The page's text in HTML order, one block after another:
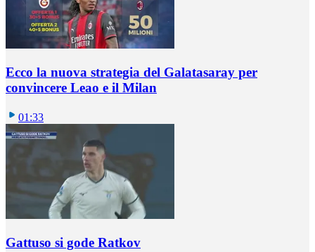
Ecco la nuova strategia del Galatasaray per
convincere Leao e il Milan
01:33
Gattuso si gode Ratkov